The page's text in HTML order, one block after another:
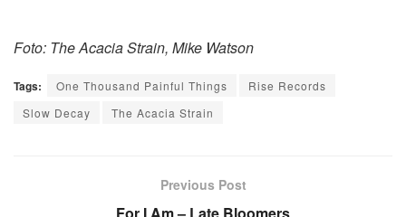
Foto: The Acacia Strain, Mike Watson
Tags: One Thousand Painful Things
Rise Records
Slow Decay
The Acacia Strain
Previous Post